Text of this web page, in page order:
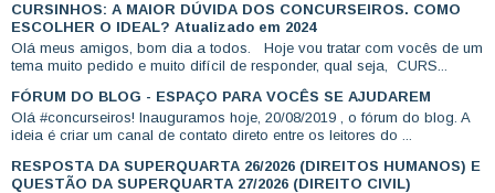
CURSINHOS: A MAIOR DÚVIDA DOS CONCURSEIROS. COMO
ESCOLHER O IDEAL? Atualizado em 2024
Olá meus amigos, bom dia a todos. Hoje vou tratar com vocês de um
tema muito pedido e muito difícil de responder, qual seja, CURS...
FÓRUM DO BLOG - ESPAÇO PARA VOCÊS SE AJUDAREM
Olá #concurseiros! Inauguramos hoje, 20/08/2019 , o fórum do blog. A
ideia é criar um canal de contato direto entre os leitores do ...
RESPOSTA DA SUPERQUARTA 26/2026 (DIREITOS HUMANOS) E
QUESTÃO DA SUPERQUARTA 27/2026 (DIREITO CIVIL)